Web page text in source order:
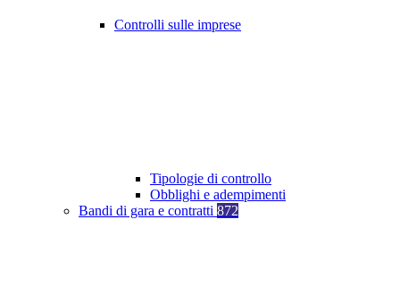
Controlli sulle imprese
Tipologie di controllo
Obblighi e adempimenti
Bandi di gara e contratti 872